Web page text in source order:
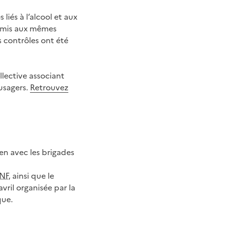
à l’alcool et aux
aux mêmes
contrôles ont été
associant
Retrouvez
avec les brigades
, ainsi que le
organisée par la